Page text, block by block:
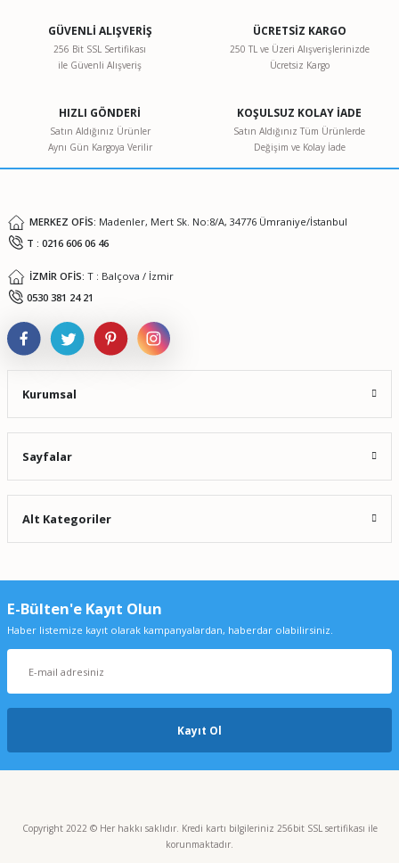
Görüş ve önerileriniz için teşekkür ederiz.
Ürün resmi kalitesiz, bozuk veya görüntülenemiyor.
Ürün bilgilerinde hatalar bulunuyor.
Ürün fiyatı diğer sitelerden daha pahalı.
GÜVENLİ ALIŞVERİŞ
256 Bit SSL Sertifikası
ile Güvenli Alışveriş
ÜCRETSİZ KARGO
250 TL ve Üzeri Alışverişlerinizde
Ücretsiz Kargo
HIZLI GÖNDERİ
Satın Aldığınız Ürünler
Aynı Gün Kargoya Verilir
KOŞULSUZ KOLAY İADE
Satın Aldığınız Tüm Ürünlerde
Değişim ve Kolay İade
MERKEZ OFİS: Madenler, Mert Sk. No:8/A, 34776 Ümraniye/İstanbul
T : 0216 606 06 46
İZMİR OFİS: T : Balçova / İzmir
0530 381 24 21
Kurumsal
Sayfalar
Alt Kategoriler
E-Bülten'e Kayıt Olun
Haber listemize kayıt olarak kampanyalardan, haberdar olabilirsiniz.
Kayıt Ol
Copyright 2022 © Her hakkı saklıdır. Kredi kartı bilgileriniz 256bit SSL sertifikası ile
korunmaktadır.